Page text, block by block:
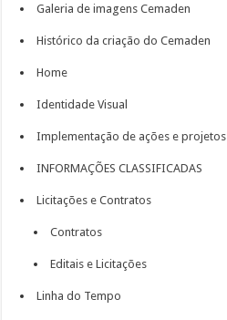
Galeria de imagens Cemaden
Histórico da criação do Cemaden
Home
Identidade Visual
Implementação de ações e projetos
INFORMAÇÕES CLASSIFICADAS
Licitações e Contratos
Contratos
Editais e Licitações
Linha do Tempo